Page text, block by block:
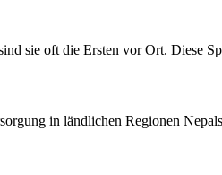
sie oft die Ersten vor Ort. Diese
in ländlichen Regionen